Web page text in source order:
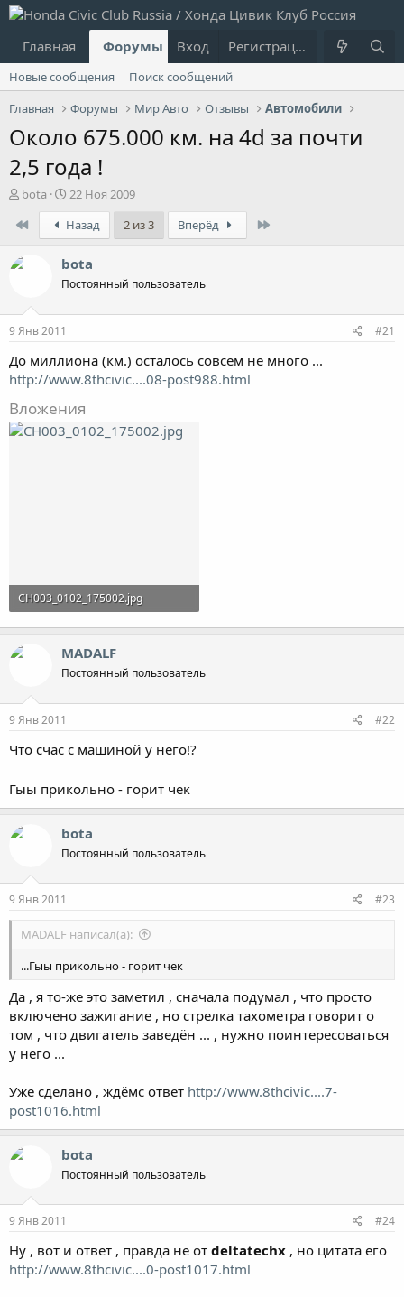
Главная Форумы Что нового?
Вход Регистрация
Новые сообщения
Поиск сообщений
Главная
Форумы Мир Авто Отзывы Автомобили
Около 675.000 км. на 4d за почти
2,5 года !
А
т
р
т
ы
bota
Д
а
т
а
н
а
ч
22 Ноя 2009
Назад 2 из 3 Вперёд
bota
Постоянный пользователь
9 Янв 2011 #21
До миллиона (км.) осталось совсем не много ...
http://www.8thcivic....08-post988.html
Вложения
CH003_0102_175002.jpg
93 KB · Просмотры: 126
MADALF
Постоянный пользователь
9 Янв 2011 #22
Что счас с машиной у него!?
Гыы прикольно - горит чек
bota
Постоянный пользователь
9 Янв 2011 #23
MADALF написал(а):
...Гыы прикольно - горит чек
Да , я то-же это заметил , сначала подумал , что просто
включено зажигание , но стрелка тахометра говорит о
том , что двигатель заведён ... , нужно поинтересоваться
у него ...
Уже сделано , ждёмс ответ http://www.8thcivic....7-
post1016.html
bota
Постоянный пользователь
9 Янв 2011 #24
Ну , вот и ответ , правда не от deltatechx , но цитата его
http://www.8thcivic....0-post1017.html